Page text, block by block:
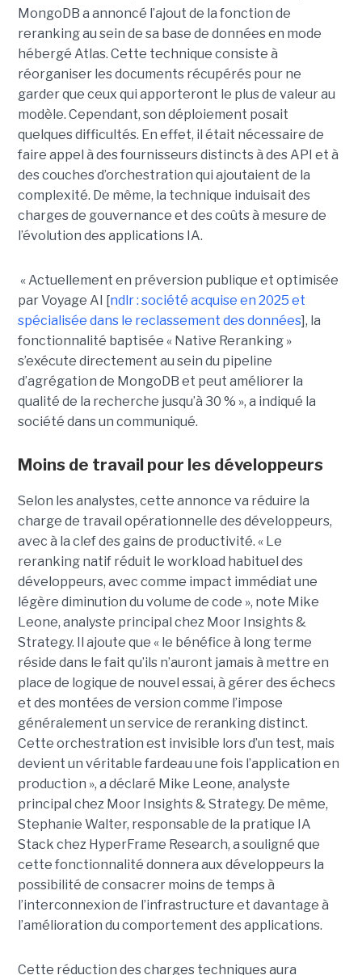
MongoDB a annoncé l’ajout de la fonction de
reranking au sein de sa base de données en mode
hébergé Atlas. Cette technique consiste à
réorganiser les documents récupérés pour ne
garder que ceux qui apporteront le plus de valeur au
modèle. Cependant, son déploiement posait
quelques difficultés. En effet, il était nécessaire de
faire appel à des fournisseurs distincts à des API et à
des couches d’orchestration qui ajoutaient de la
complexité. De même, la technique induisait des
charges de gouvernance et des coûts à mesure de
l’évolution des applications IA.
« Actuellement en préversion publique et optimisée
par Voyage AI [ndlr : société acquise en 2025 et
spécialisée dans le reclassement des données], la
fonctionnalité baptisée « Native Reranking »
s’exécute directement au sein du pipeline
d’agrégation de MongoDB et peut améliorer la
qualité de la recherche jusqu’à 30 % », a indiqué la
société dans un communiqué.
Moins de travail pour les développeurs
Selon les analystes, cette annonce va réduire la
charge de travail opérationnelle des développeurs,
avec à la clef des gains de productivité. « Le
reranking natif réduit le workload habituel des
développeurs, avec comme impact immédiat une
légère diminution du volume de code », note Mike
Leone, analyste principal chez Moor Insights &
Strategy. Il ajoute que « le bénéfice à long terme
réside dans le fait qu’ils n’auront jamais à mettre en
place de logique de nouvel essai, à gérer des échecs
et des montées de version comme l’impose
généralement un service de reranking distinct.
Cette orchestration est invisible lors d’un test, mais
devient un véritable fardeau une fois l’application en
production », a déclaré Mike Leone, analyste
principal chez Moor Insights & Strategy. De même,
Stephanie Walter, responsable de la pratique IA
Stack chez HyperFrame Research, a souligné que
cette fonctionnalité donnera aux développeurs la
possibilité de consacrer moins de temps à
l’interconnexion de l’infrastructure et davantage à
l’amélioration du comportement des applications.
Cette réduction des charges techniques aura